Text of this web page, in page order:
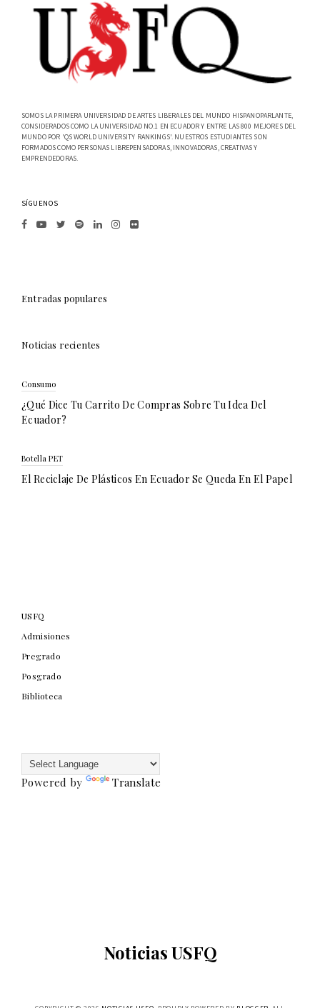
SOMOS LA PRIMERA UNIVERSIDAD DE ARTES LIBERALES DEL MUNDO HISPANOPARLANTE,
CONSIDERADOS COMO LA UNIVERSIDAD NO.1 EN ECUADOR Y ENTRE LAS 800 MEJORES DEL
MUNDO POR 'QS WORLD UNIVERSITY RANKINGS'. NUESTROS ESTUDIANTES SON
FORMADOS COMO PERSONAS LIBREPENSADORAS, INNOVADORAS, CREATIVAS Y
EMPRENDEDORAS.
SÍGUENOS
Entradas populares
Noticias recientes
Consumo
¿Qué Dice Tu Carrito De Compras Sobre Tu Idea Del
Ecuador?
Botella PET
El Reciclaje De Plásticos En Ecuador Se Queda En El Papel
USFQ
Admisiones
Pregrado
Posgrado
Biblioteca
Powered by Translate
Noticias USFQ